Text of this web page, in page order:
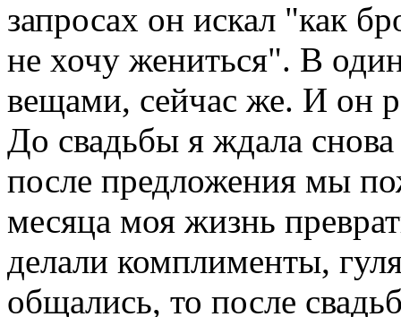
запросах он искал "как
не хочу жениться". В
вещами, сейчас же. И он
До свадьбы я ждала снова
после предложения мы
месяца моя жизнь
делали комплименты,
общались, то после